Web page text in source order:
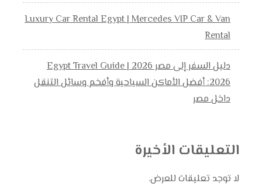
Luxury Car Rental Egypt | Mercedes VIP Car & Van
Rental
دليل السفر إلى مصر 2026 | Egypt Travel Guide
2026: أفضل الأماكن السياحية وأفخم وسائل التنقل
داخل مصر
التعليقات الأخيرة
لا توجد تعليقات للعرض.